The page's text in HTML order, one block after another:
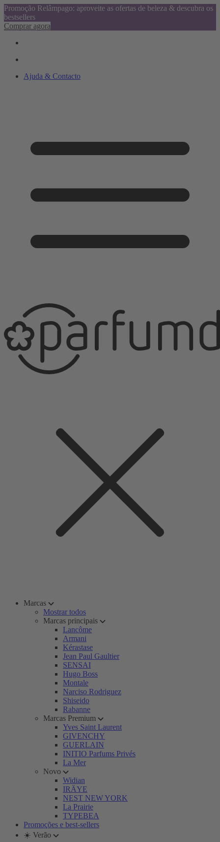
Promoção Relâmpago: aproveite as ofertas de beleza & descubra os
bestsellers
Comprar agora
Ajuda & Contacto
Marcas
Mostrar todos
Marcas principais
Lancôme
Armani
Kérastase
Jean Paul Gaultier
SENSAI
Hugo Boss
Montale
Narciso Rodriguez
Shiseido
Rabanne
Marcas Premium
Yves Saint Laurent
GIVENCHY
GUERLAIN
INITIO Parfums Privés
La Mer
Novo
Widian
IRÄYE
NEST NEW YORK
La Prairie
TYPEBEA
Promoções e best-sellers
☀️ Verão